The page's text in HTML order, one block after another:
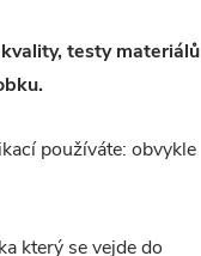
testy materiálů
používáte: obvykle
který se vejde do